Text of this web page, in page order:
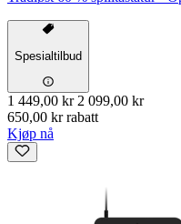
Spesialtilbud
1 449,00 kr 2 099,00 kr
650,00 kr rabatt
Kjøp nå